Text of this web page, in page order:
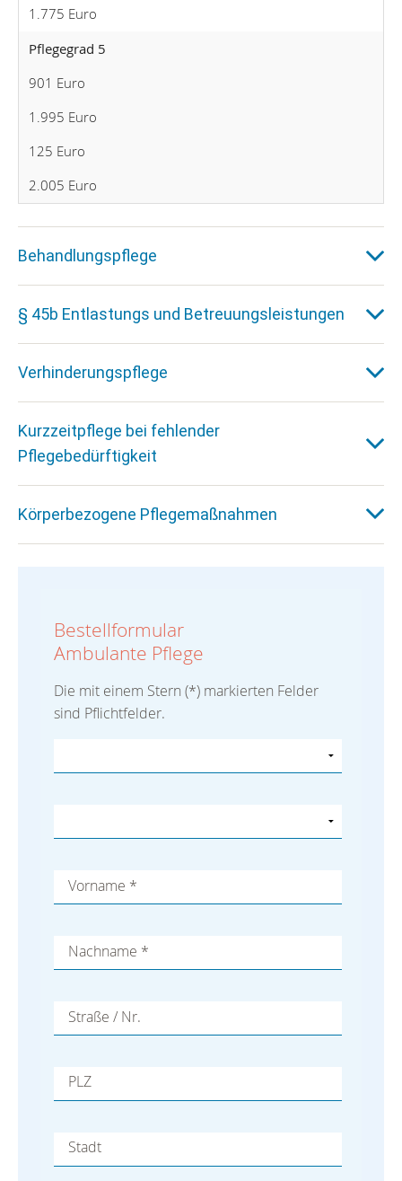
1.775 Euro
Pflegegrad 5
901 Euro
1.995 Euro
125 Euro
2.005 Euro
Behandlungspflege
§ 45b Entlastungs und Betreuungsleistungen
Verhinderungspflege
Kurzzeitpflege bei fehlender
Pflegebedürftigkeit
Körperbezogene Pflegemaßnahmen
Bestellformular
Ambulante Pflege
Die mit einem Stern (*) markierten Felder
sind Pflichtfelder.
Vorname *
Nachname *
Straße / Nr.
PLZ
Stadt